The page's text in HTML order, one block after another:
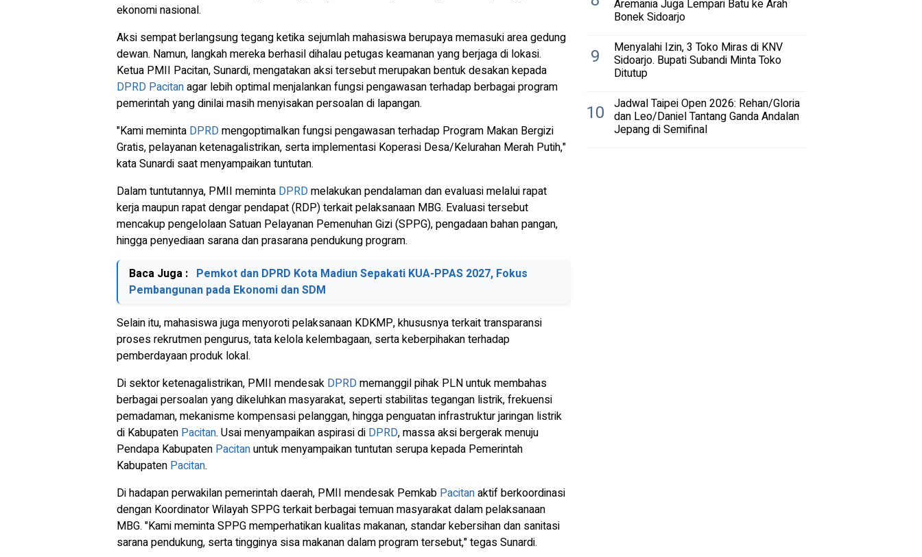
ekonomi nasional.
Aksi sempat berlangsung tegang ketika sejumlah mahasiswa berupaya memasuki area gedung
dewan. Namun, langkah mereka berhasil dihalau petugas keamanan yang berjaga di lokasi.
Ketua PMII Pacitan, Sunardi, mengatakan aksi tersebut merupakan bentuk desakan kepada
DPRD Pacitanagar lebih optimal menjalankan fungsi pengawasan terhadap berbagai program
pemerintah yang dinilai masih menyisakan persoalan di lapangan.
"Kami meminta DPRDmengoptimalkan fungsi pengawasan terhadap Program Makan Bergizi
Gratis, pelayanan ketenagalistrikan, serta implementasi Koperasi Desa/Kelurahan Merah Putih,"
kata Sunardi saat menyampaikan tuntutan.
Dalam tuntutannya, PMII meminta DPRDmelakukan pendalaman dan evaluasi melalui rapat
kerja maupun rapat dengar pendapat (RDP) terkait pelaksanaan MBG. Evaluasi tersebut
mencakup pengelolaan Satuan Pelayanan Pemenuhan Gizi (SPPG), pengadaan bahan pangan,
hingga penyediaan sarana dan prasarana pendukung program.
Baca Juga : Pemkot dan DPRD Kota Madiun Sepakati KUA-PPAS 2027, Fokus
Pembangunan pada Ekonomi dan SDM
Selain itu, mahasiswa juga menyoroti pelaksanaan KDKMP, khususnya terkait transparansi
proses rekrutmen pengurus, tata kelola kelembagaan, serta keberpihakan terhadap
pemberdayaan produk lokal.
Di sektor ketenagalistrikan, PMII mendesak DPRDmemanggil pihak PLN untuk membahas
berbagai persoalan yang dikeluhkan masyarakat, seperti stabilitas tegangan listrik, frekuensi
pemadaman, mekanisme kompensasi pelanggan, hingga penguatan infrastruktur jaringan listrik
di Kabupaten Pacitan. Usai menyampaikan aspirasi di DPRD, massa aksi bergerak menuju
Pendapa Kabupaten Pacitanuntuk menyampaikan tuntutan serupa kepada Pemerintah
Kabupaten Pacitan.
Di hadapan perwakilan pemerintah daerah, PMII mendesak Pemkab Pacitanaktif berkoordinasi
dengan Koordinator Wilayah SPPG terkait berbagai temuan masyarakat dalam pelaksanaan
MBG. "Kami meminta SPPG memperhatikan kualitas makanan, standar kebersihan dan sanitasi
sarana pendukung, serta tingginya sisa makanan dalam program tersebut," tegas Sunardi.
Aremania Juga Lempari Batu ke Arah
Bonek Sidoarjo
9 Menyalahi Izin, 3 Toko Miras di KNV
Sidoarjo. Bupati Subandi Minta Toko
Ditutup
10 Jadwal Taipei Open 2026: Rehan/Gloria
dan Leo/Daniel Tantang Ganda Andalan
Jepang di Semifinal